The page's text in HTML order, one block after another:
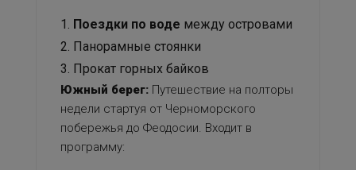
Поездки по воде между островами
Панорамные стоянки
Прокат горных байков
Южный берег: Путешествие на полторы
недели стартуя от Черноморского
побережья до Феодосии. Входит в
программу: